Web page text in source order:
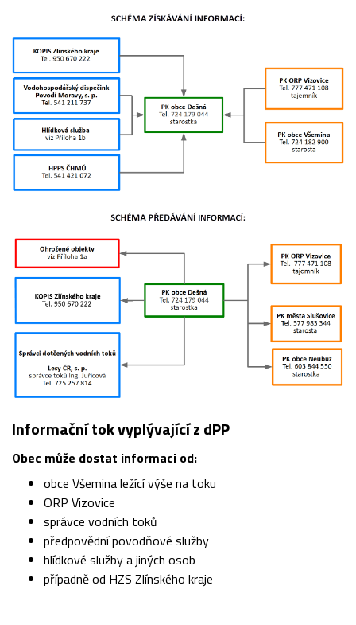
Informační tok vyplývající z dPP
Obec může dostat informaci od:
obce Všemina ležící výše na toku
ORP Vizovice
správce vodních toků
předpovědní povodňové služby
hlídkové služby a jiných osob
případně od HZS Zlínského kraje